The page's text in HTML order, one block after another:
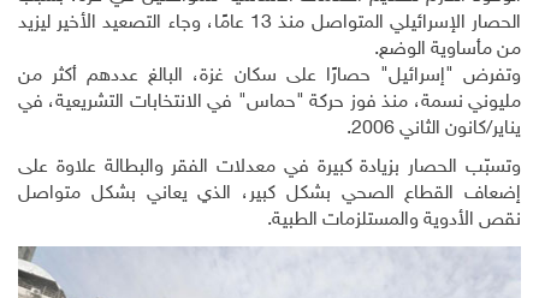
الحصار الإسرائيلي المتواصل منذ 13 عامًا، وجاء التصعيد الأخير ليزيد
من مأساوية الوضع.
وتفرض "إسرائيل" حصارًا على سكان غزة، البالغ عددهم أكثر من
مليوني نسمة، منذ فوز حركة "حماس" في الانتخابات التشريعية، في
يناير/كانون الثاني 2006.
وتسبّب الحصار بزيادة كبيرة في معدلات الفقر والبطالة علاوة على
إضعاف القطاع الصحي بشكل كبير، الذي يعاني بشكل متواصل
نقص الأدوية والمستلزمات الطبية.